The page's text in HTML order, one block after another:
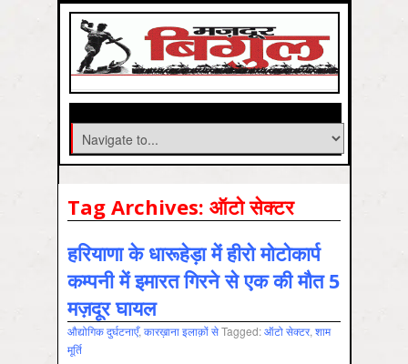
Tag Archives: ऑटो सेक्‍टर
हरियाणा के धारूहेड़ा में हीरो मोटोकार्प
कम्पनी में इमारत गिरने से एक की मौत 5
मज़दूर घायल
औद्योगिक दुर्घटनाएँ, कारख़ाना इलाक़ों सेTagged:ऑटो सेक्‍टर, शाम
मूर्ति